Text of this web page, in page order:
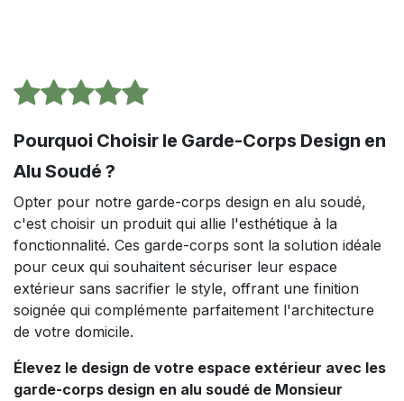
Pourquoi Choisir le Garde-Corps Design en
Alu Soudé ?
Opter pour notre garde-corps design en alu soudé,
c'est choisir un produit qui allie l'esthétique à la
fonctionnalité. Ces garde-corps sont la solution idéale
pour ceux qui souhaitent sécuriser leur espace
extérieur sans sacrifier le style, offrant une finition
soignée qui complémente parfaitement l'architecture
de votre domicile.
Élevez le design de votre espace extérieur avec les
garde-corps design en alu soudé de Monsieur